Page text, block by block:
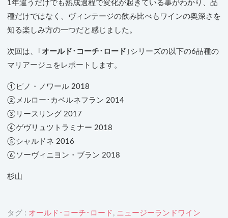
1年違うだけでも熟成過程で変化が起きている事がわかり、品
種だけではなく、ヴィンテージの飲み比べもワインの奥深さを
知る楽しみ方の一つだと感じました。
次回は、｢ オールド･コーチ･ロード ｣シリーズの以下の6品種の
マリアージュをレポートします。
①ピノ・ノワール 2018
②メルロー･カベルネフラン 2014
③リースリング 2017
④ゲヴリュツトラミナー 2018
⑤シャルドネ 2016
⑥ソーヴィニヨン・ブラン 2018
杉山
タグ : オールド･コーチ･ロード , ニュージーランドワイン